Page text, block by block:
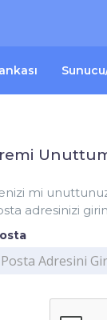
mi
adresinizi